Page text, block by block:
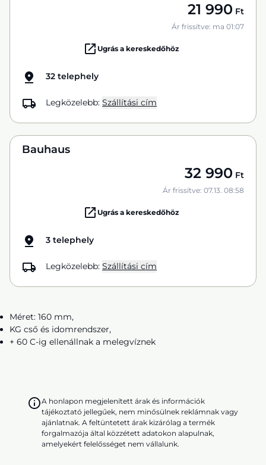
21 990 Ft
Ár frissítve: ma 01:07
Ugrás a kereskedőhöz
32 telephely
Legközelebb: Szállítási cím
Bauhaus
32 990 Ft
Ár frissítve: 07.13. 08:58
Ugrás a kereskedőhöz
3 telephely
Legközelebb: Szállítási cím
Méret: 160 mm,
KG cső és idomrendszer,
+ 60 C-ig ellenállnak a melegvíznek
A honlapon megjelenített árak és információk
tájékoztató jellegűek, nem minősülnek reklámnak vagy
ajánlatnak. A feltüntetett árak kizárólag a termék
forgalmazója által közzétett adatokon alapulnak,
amelyekért felelősséget nem vállalunk.